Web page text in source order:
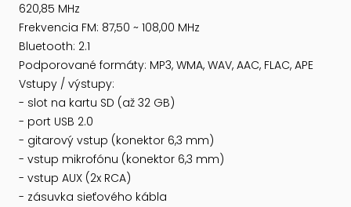
620,85 MHz
Frekvencia FM: 87,50 ~ 108,00 MHz
Bluetooth: 2.1
Podporované formáty: MP3, WMA, WAV, AAC, FLAC, APE
Vstupy / výstupy:
- slot na kartu SD (až 32 GB)
- port USB 2.0
- gitarový vstup (konektor 6,3 mm)
- vstup mikrofónu (konektor 6,3 mm)
- vstup AUX (2x RCA)
- zásuvka sieťového kábla